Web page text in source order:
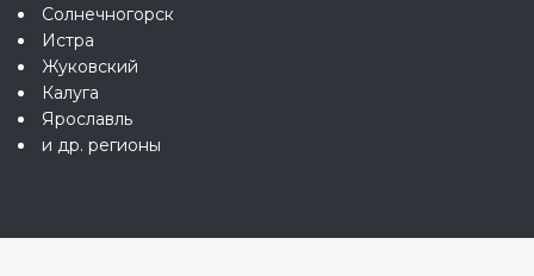
Солнечногорск
Истра
Жуковский
Калуга
Ярославль
и др. регионы